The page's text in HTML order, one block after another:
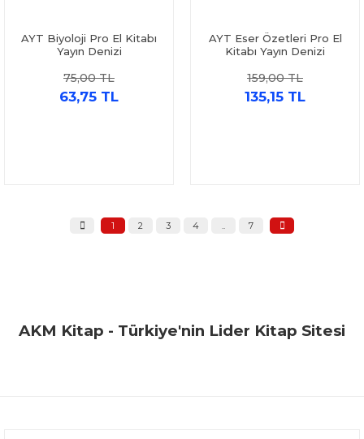
AYT Biyoloji Pro El Kitabı
Yayın Denizi
75,00 TL
63,75 TL
AYT Eser Özetleri Pro El
Kitabı Yayın Denizi
159,00 TL
135,15 TL
1 2 3 4 .. 7
AKM Kitap - Türkiye'nin Lider Kitap Sitesi